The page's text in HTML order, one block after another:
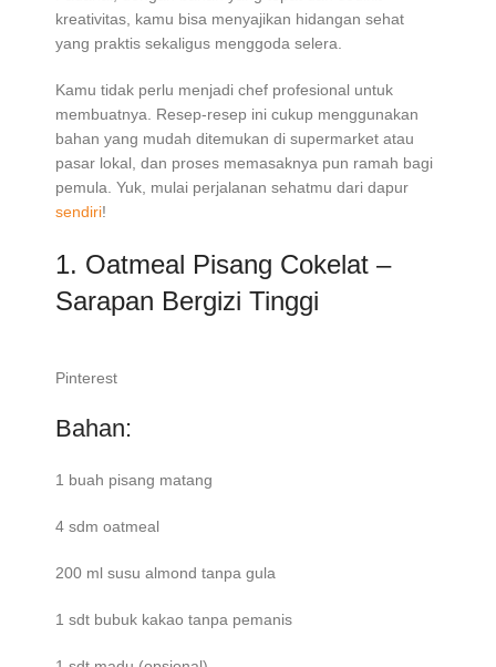
kreativitas, kamu bisa menyajikan hidangan sehat
yang praktis sekaligus menggoda selera.
Kamu tidak perlu menjadi chef profesional untuk
membuatnya. Resep-resep ini cukup menggunakan
bahan yang mudah ditemukan di supermarket atau
pasar lokal, dan proses memasaknya pun ramah bagi
pemula. Yuk, mulai perjalanan sehatmu dari dapur
sendiri!
1. Oatmeal Pisang Cokelat –
Sarapan Bergizi Tinggi
Pinterest
Bahan:
1 buah pisang matang
4 sdm oatmeal
200 ml susu almond tanpa gula
1 sdt bubuk kakao tanpa pemanis